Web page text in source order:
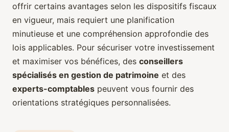
offrir certains avantages selon les dispositifs fiscaux
en vigueur, mais requiert une planification
minutieuse et une compréhension approfondie des
lois applicables. Pour sécuriser votre investissement
et maximiser vos bénéfices, des conseillers
spécialisés en gestion de patrimoine et des
experts-comptables peuvent vous fournir des
orientations stratégiques personnalisées.